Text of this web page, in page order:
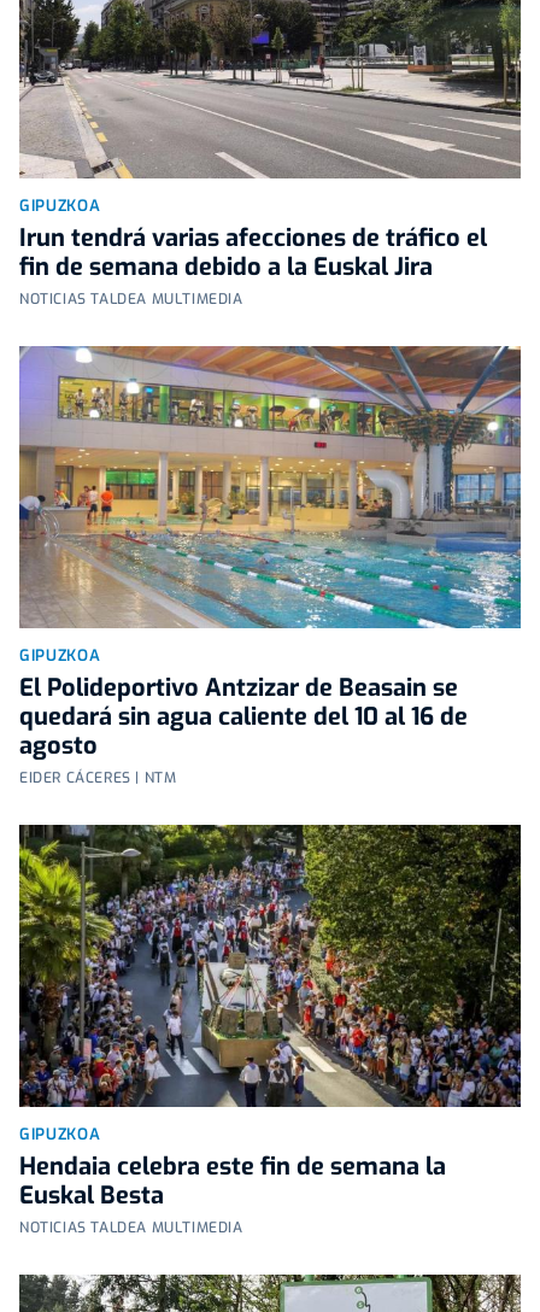
GIPUZKOA
Irun tendrá varias afecciones de tráfico el
fin de semana debido a la Euskal Jira
NOTICIAS TALDEA MULTIMEDIA
GIPUZKOA
El Polideportivo Antzizar de Beasain se
quedará sin agua caliente del 10 al 16 de
agosto
EIDER CÁCERES | NTM
GIPUZKOA
Hendaia celebra este fin de semana la
Euskal Besta
NOTICIAS TALDEA MULTIMEDIA